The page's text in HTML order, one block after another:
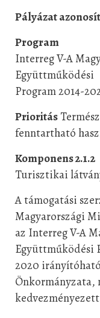
Pályázat
Program
Interreg V-A
Együttműködési
Program 2014-
Prioritás
fenntartható
Komponens 2.1.2
Turisztikai
A támogatási
Magyarországi
az Interreg V-A
Együttműködési
2020
Önkormányzata,